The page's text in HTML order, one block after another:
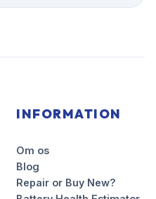
INFORMATION
Om os
Blog
Repair or Buy New?